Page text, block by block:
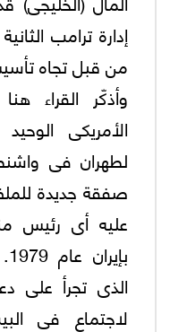
إدارة ترامب
من قبل تجاه
وأذكّر القراء
الأمريكى
لطهران فى
صفقة جديدة
عليه أى رئيس
الذى تجرأ على
لاجتماع فى